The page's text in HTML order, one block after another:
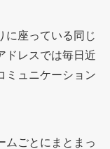
に座っている同じ
ドレスでは毎日近
ミュニケーション
ムごとにまとまっ